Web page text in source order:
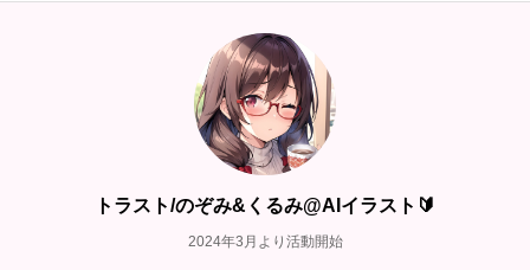
トラスト/のぞみ&くるみ@AIイラスト🔰
2024年3月より活動開始